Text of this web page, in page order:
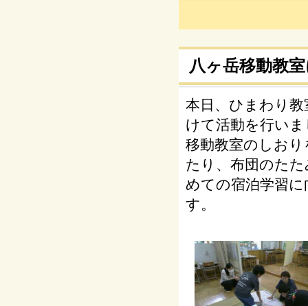
八ヶ岳移動教
本日、ひまわり
けて活動を行い
移動教室のしお
たり、布団のた
めての宿泊学習
す。